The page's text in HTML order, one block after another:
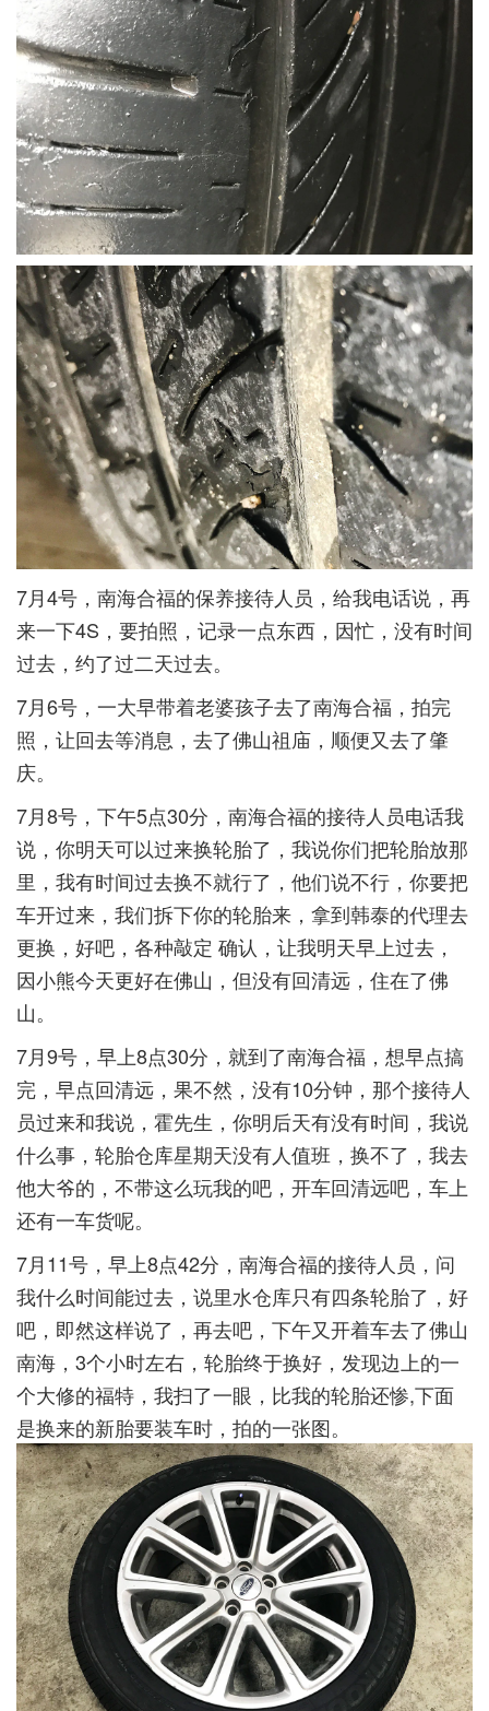
7月4号，南海合福的保养接待人员，给我电话说，再
来一下4S，要拍照，记录一点东西，因忙，没有时间
过去，约了过二天过去。
7月6号，一大早带着老婆孩子去了南海合福，拍完
照，让回去等消息，去了佛山祖庙，顺便又去了肇
庆。
7月8号，下午5点30分，南海合福的接待人员电话我
说，你明天可以过来换轮胎了，我说你们把轮胎放那
里，我有时间过去换不就行了，他们说不行，你要把
车开过来，我们拆下你的轮胎来，拿到韩泰的代理去
更换，好吧，各种敲定 确认，让我明天早上过去，
因小熊今天更好在佛山，但没有回清远，住在了佛
山。
7月9号，早上8点30分，就到了南海合福，想早点搞
完，早点回清远，果不然，没有10分钟，那个接待人
员过来和我说，霍先生，你明后天有没有时间，我说
什么事，轮胎仓库星期天没有人值班，换不了，我去
他大爷的，不带这么玩我的吧，开车回清远吧，车上
还有一车货呢。
7月11号，早上8点42分，南海合福的接待人员，问
我什么时间能过去，说里水仓库只有四条轮胎了，好
吧，即然这样说了，再去吧，下午又开着车去了佛山
南海，3个小时左右，轮胎终于换好，发现边上的一
个大修的福特，我扫了一眼，比我的轮胎还惨,下面
是换来的新胎要装车时，拍的一张图。